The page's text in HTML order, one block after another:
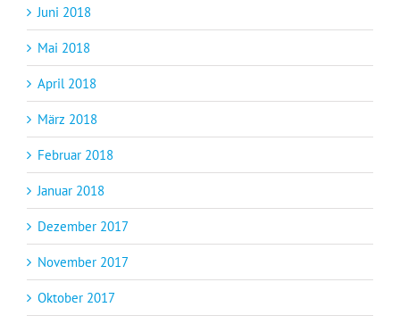
Juni 2018
Mai 2018
April 2018
März 2018
Februar 2018
Januar 2018
Dezember 2017
November 2017
Oktober 2017